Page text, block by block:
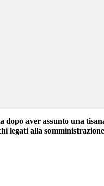
aver assunto una
legati alla